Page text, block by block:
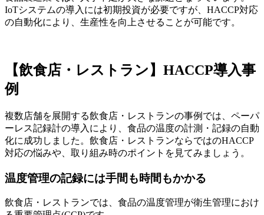
IoTシステムの導入には初期投資が必要ですが、HACCP対応
の自動化により、生産性を向上させることが可能です。
【飲食店・レストラン】HACCP導入事
例
複数店舗を展開する飲食店・レストランの事例では、ペーパ
ーレス記録計の導入により、食品の温度の計測・記録の自動
化に成功しました。飲食店・レストランならではのHACCP
対応の悩みや、取り組み時のポイントを見てみましょう。
温度管理の記録には手間も時間もかかる
飲食店・レストランでは、食品の温度管理が衛生管理におけ